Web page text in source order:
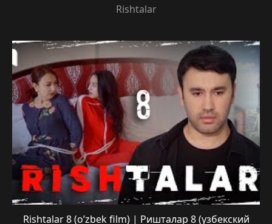
Rishtalar
Rishtalar 8 (o’zbek film) | Ришталар 8 (узбекский